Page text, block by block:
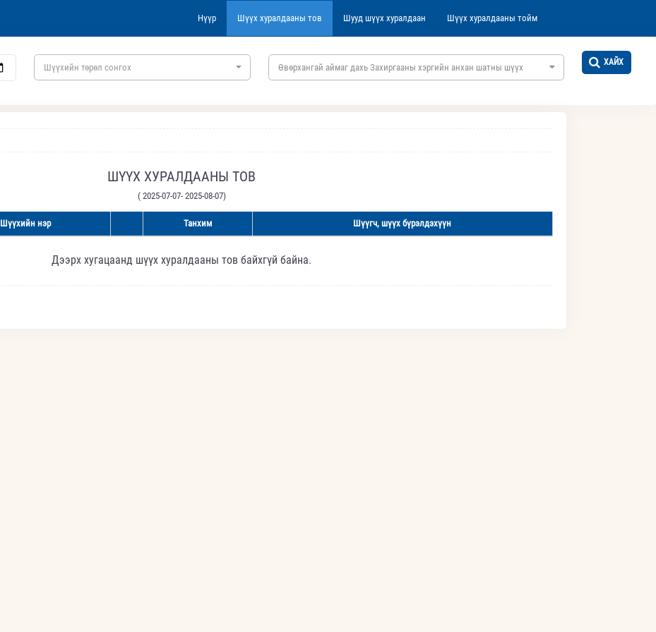
Нүүр Шүүх хуралдааны тов Шууд шүүх хуралдаан Шүүх хуралдааны тойм
Шүүхийн төрөл сонгох Өвөрхангай аймаг дахь Захиргааны хэргийн анхан шатны шүүх
ХАЙХ
ШҮҮХ ХУРАЛДААНЫ ТОВ
( 2025-07-07- 2025-08-07)
Шүүхийн нэр Танхим Шүүгч, шүүх бүрэлдэхүүн
Дээрх хугацаанд шүүх хуралдааны тов байхгүй байна.